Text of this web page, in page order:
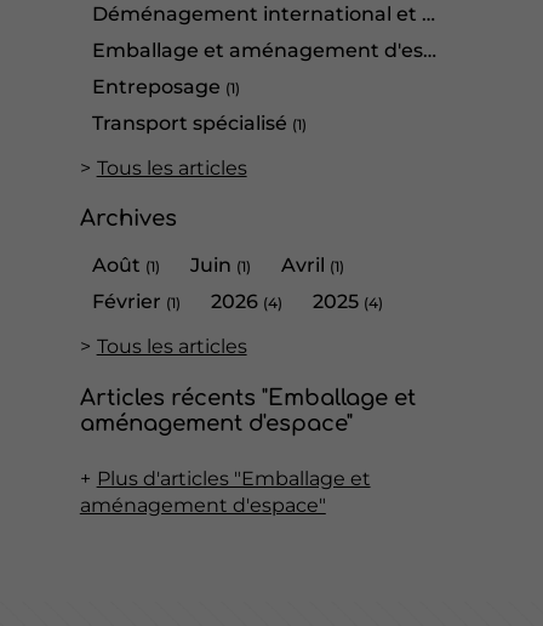
Déménagement international et outre mer
Emballage et aménagement d'espace
Entreposage (1)
Transport spécialisé (1)
Tous les articles
Archives
Août (1) Juin (1) Avril (1)
Février (1) 2026 (4) 2025 (4)
Tous les articles
Articles récents "Emballage et
aménagement d'espace"
Plus d'articles "Emballage et
aménagement d'espace"